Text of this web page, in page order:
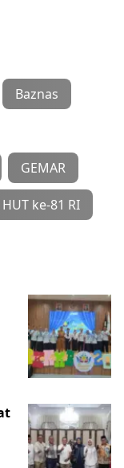
Baznas
GEMAR
HUT ke-81 RI